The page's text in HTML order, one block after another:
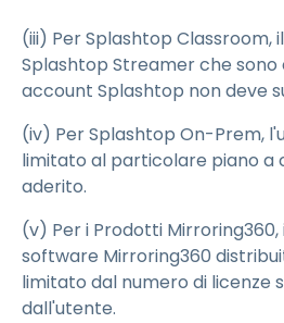
(iii) Per Splashtop Classroom,
Splashtop Streamer che
account Splashtop non deve
(iv) Per Splashtop On-Prem,
limitato al particolare piano a
aderito.
(v) Per i Prodotti
software Mirroring360
limitato dal numero di licenze
dall'utente.